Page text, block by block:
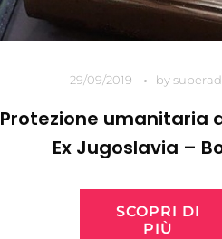
29/09/2019 by
Protezione umanitaria
Ex Jugoslavia –
SCOPRI DI
PIÙ